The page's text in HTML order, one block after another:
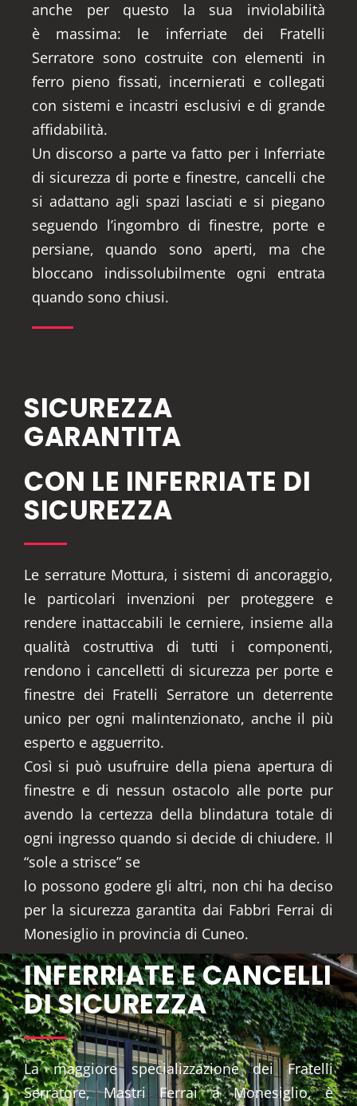
anche per questo la sua inviolabilità
è massima: le inferriate dei Fratelli
Serratore sono costruite con elementi in
ferro pieno fissati, incernierati e collegati
con sistemi e incastri esclusivi e di grande
affidabilità.
Un discorso a parte va fatto per i Inferriate
di sicurezza di porte e finestre, cancelli che
si adattano agli spazi lasciati e si piegano
seguendo l’ingombro di finestre, porte e
persiane, quando sono aperti, ma che
bloccano indissolubilmente ogni entrata
quando sono chiusi.
SICUREZZA
GARANTITA
CON LE INFERRIATE DI
SICUREZZA
Le serrature Mottura, i sistemi di ancoraggio,
le particolari invenzioni per proteggere e
rendere inattaccabili le cerniere, insieme alla
qualità costruttiva di tutti i componenti,
rendono i cancelletti di sicurezza per porte e
finestre dei Fratelli Serratore un deterrente
unico per ogni malintenzionato, anche il più
esperto e agguerrito.
Così si può usufruire della piena apertura di
finestre e di nessun ostacolo alle porte pur
avendo la certezza della blindatura totale di
ogni ingresso quando si decide di chiudere. Il
“sole a strisce” se
lo possono godere gli altri, non chi ha deciso
per la sicurezza garantita dai Fabbri Ferrai di
Monesiglio in provincia di Cuneo.
INFERRIATE E CANCELLI
DI SICUREZZA
La maggiore specializzazione dei Fratelli
Serratore, Mastri Ferrai a Monesiglio, è